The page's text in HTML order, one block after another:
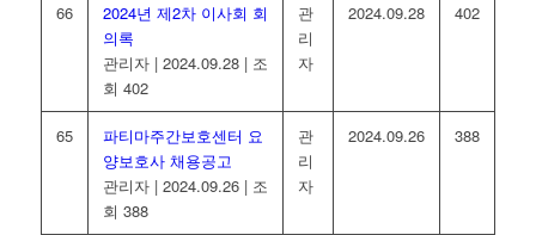
66
2024년 제2차 이사회 회
의록
관리자 | 2024.09.28 | 조
회 402
관
리
자
2024.09.28 402
65
파티마주간보호센터 요
양보호사 채용공고
관리자 | 2024.09.26 | 조
회 388
관
리
자
2024.09.26 388